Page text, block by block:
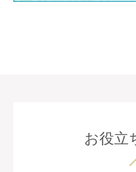
お役立